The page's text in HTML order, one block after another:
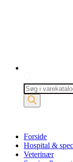
Products
search
Forside
Hospital &
Veterinær